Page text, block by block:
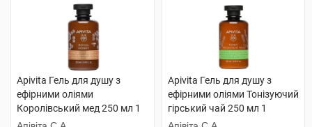
Apivita Гель для душу з
ефірними оліями
Королівський мед 250 мл 1
флакон
Apivita Гель для душу з
ефірними оліями Тонізуючий
гірський чай 250 мл 1
флакон